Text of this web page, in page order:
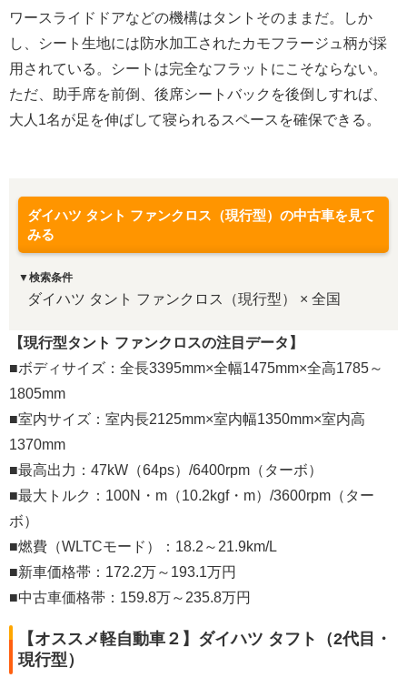
ワースライドドアなどの機構はタントそのままだ。しか
し、シート生地には防水加工されたカモフラージュ柄が採
用されている。シートは完全なフラットにこそならない。
ただ、助手席を前倒、後席シートバックを後倒しすれば、
大人1名が足を伸ばして寝られるスペースを確保できる。
ダイハツ タント ファンクロス（現行型）の中古車を見て
みる
▼検索条件
ダイハツ タント ファンクロス（現行型） × 全国
【現行型タント ファンクロスの注目データ】
■ボディサイズ：全長3395mm×全幅1475mm×全高1785～
1805mm
■室内サイズ：室内長2125mm×室内幅1350mm×室内高
1370mm
■最高出力：47kW（64ps）/6400rpm（ターボ）
■最大トルク：100N・m（10.2kgf・m）/3600rpm（ター
ボ）
■燃費（WLTCモード）：18.2～21.9km/L
■新車価格帯：172.2万～193.1万円
■中古車価格帯：159.8万～235.8万円
【オススメ軽自動車２】ダイハツ タフト（2代目・
現行型）